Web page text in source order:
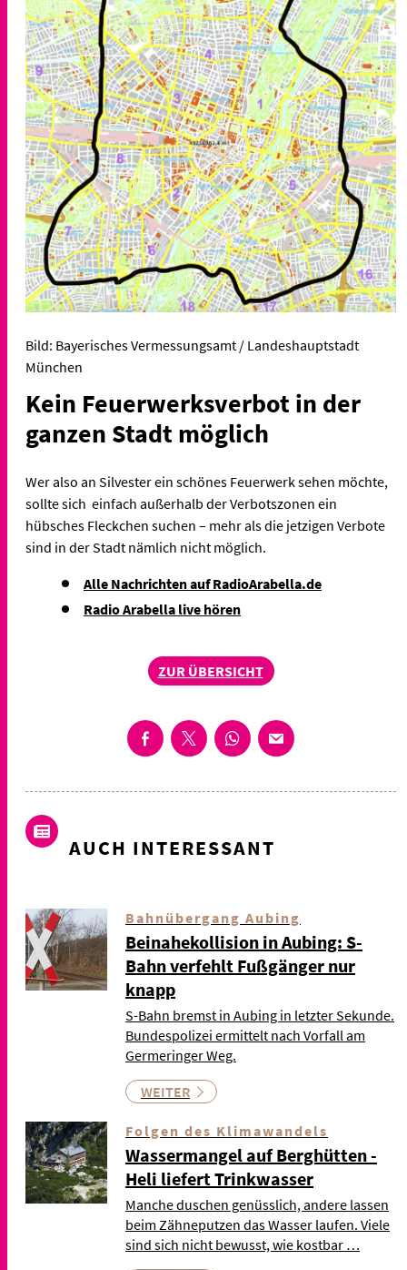
Bild: Bayerisches Vermessungsamt / Landeshauptstadt
München
Kein Feuerwerksverbot in der
ganzen Stadt möglich
Wer also an Silvester ein schönes Feuerwerk sehen möchte,
sollte sich einfach außerhalb der Verbotszonen ein
hübsches Fleckchen suchen – mehr als die jetzigen Verbote
sind in der Stadt nämlich nicht möglich.
Alle Nachrichten auf RadioArabella.de
Radio Arabella live hören
ZUR ÜBERSICHT
AUCH INTERESSANT
Bahnübergang Aubing
Beinahekollision in Aubing: S-
Bahn verfehlt Fußgänger nur
knapp
S-Bahn bremst in Aubing in letzter Sekunde.
Bundespolizei ermittelt nach Vorfall am
Germeringer Weg.
WEITER
Folgen des Klimawandels
Wassermangel auf Berghütten -
Heli liefert Trinkwasser
Manche duschen genüsslich, andere lassen
beim Zähneputzen das Wasser laufen. Viele
sind sich nicht bewusst, wie kostbar …